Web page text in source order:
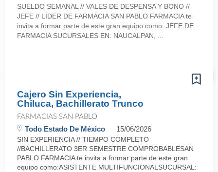
SUELDO SEMANAL // VALES DE DESPENSA Y BONO //
JEFE // LIDER DE FARMACIA SAN PABLO FARMACIA te
invita a formar parte de este gran equipo como: JEFE DE
FARMACIA SUCURSALES EN: NAUCALPAN, ...
Cajero Sin Experiencia,
Chiluca, Bachillerato Trunco
FARMACIAS SAN PABLO
Todo Estado De México 15/06/2026
SIN EXPERIENCIA // TIEMPO COMPLETO
//BACHILLERATO 3ER SEMESTRE COMPROBABLESAN
PABLO FARMACIA te invita a formar parte de este gran
equipo como:ASISTENTE MULTIFUNCIONALSUCURSAL: